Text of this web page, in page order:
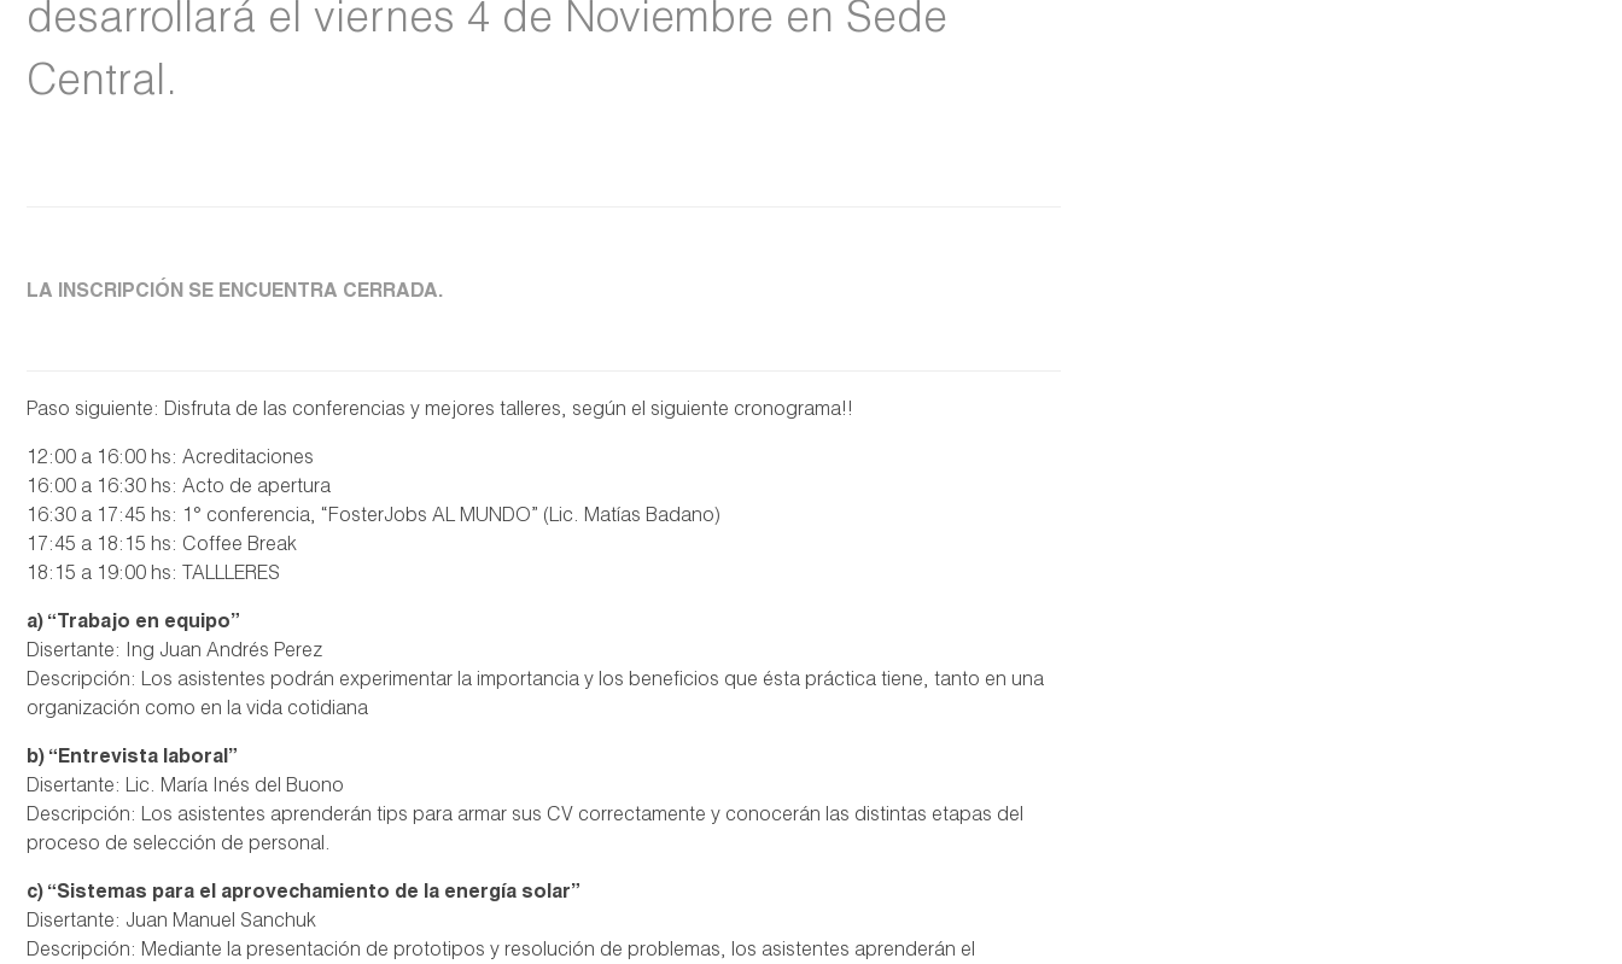
desarrollará el viernes 4 de Noviembre en Sede
Central.
LA INSCRIPCIÓN SE ENCUENTRA CERRADA.
Paso siguiente: Disfruta de las conferencias y mejores talleres, según el siguiente cronograma!!
12:00 a 16:00 hs: Acreditaciones
16:00 a 16:30 hs: Acto de apertura
16:30 a 17:45 hs: 1° conferencia, “FosterJobs AL MUNDO” (Lic. Matías Badano)
17:45 a 18:15 hs: Coffee Break
18:15 a 19:00 hs: TALLLERES
a) “Trabajo en equipo”
Disertante: Ing Juan Andrés Perez
Descripción: Los asistentes podrán experimentar la importancia y los beneficios que ésta práctica tiene, tanto en una
organización como en la vida cotidiana
b) “Entrevista laboral”
Disertante: Lic. María Inés del Buono
Descripción: Los asistentes aprenderán tips para armar sus CV correctamente y conocerán las distintas etapas del
proceso de selección de personal.
c) “Sistemas para el aprovechamiento de la energía solar”
Disertante: Juan Manuel Sanchuk
Descripción: Mediante la presentación de prototipos y resolución de problemas, los asistentes aprenderán el